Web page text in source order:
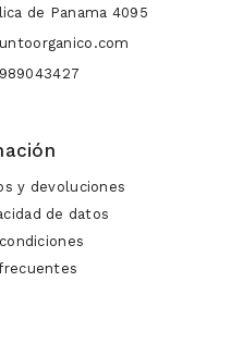
de Panama 4095
989043427
y devoluciones
de datos